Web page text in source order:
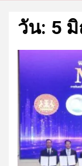
วัน: 5